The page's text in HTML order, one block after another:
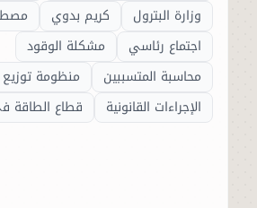
وزارة البترول
كريم بدوي
اجتماع رئاسي
مشكلة الوقود
محاسبة المتسببين
منظومة توزيع
الإجراءات القانونية
قطاع الطاقة